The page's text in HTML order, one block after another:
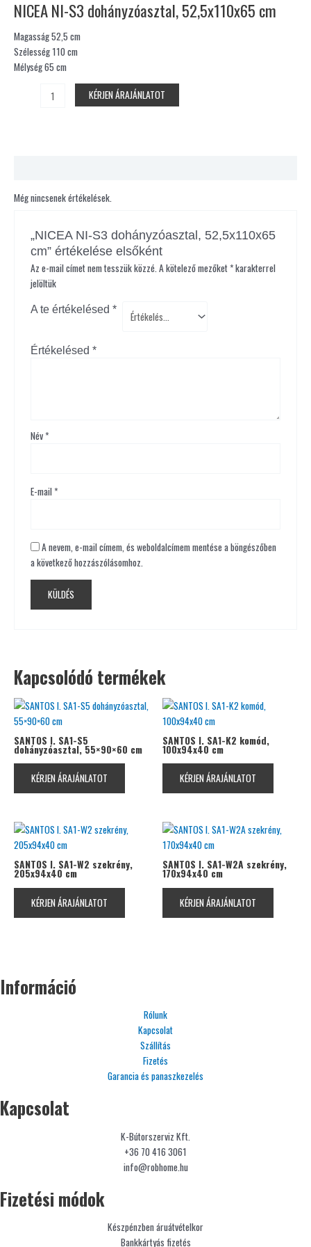
NICEA NI-S3 dohányzóasztal, 52,5x110x65 cm
Magasság 52,5 cm
Szélesség 110 cm
Mélység 65 cm
KÉRJEN ÁRAJÁNLATOT
Még nincsenek értékelések.
„NICEA NI-S3 dohányzóasztal, 52,5x110x65
cm” értékelése elsőként
Az e-mail címet nem tesszük közzé. A kötelező mezőket*karakterrel
jelöltük
A te értékelésed *
Értékelésed *
Név*
E-mail*
A nevem, e-mail címem, és weboldalcímem mentése a böngészőben
a következő hozzászólásomhoz.
Kapcsolódó termékek
SANTOS I. SA1-S5
dohányzóasztal, 55×90×60 cm
KÉRJEN ÁRAJÁNLATOT
SANTOS I. SA1-K2 komód,
100x94x40 cm
KÉRJEN ÁRAJÁNLATOT
SANTOS I. SA1-W2 szekrény,
205x94x40 cm
KÉRJEN ÁRAJÁNLATOT
SANTOS I. SA1-W2A szekrény,
170x94x40 cm
KÉRJEN ÁRAJÁNLATOT
Információ
Rólunk
Kapcsolat
Szállítás
Fizetés
Garancia és panaszkezelés
Kapcsolat
K-Bútorszerviz Kft.
+36 70 416 3061
info@robhome.hu
Fizetési módok
Készpénzben áruátvételkor
Bankkártyás fizetés